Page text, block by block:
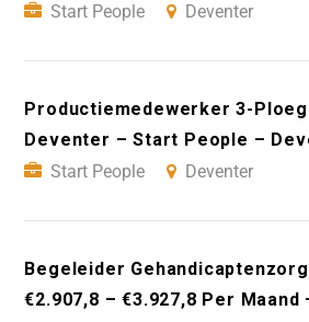
Start People
Deventer
Productiemedewerker 3-
Deventer – Start People –
Start People
Deventer
Begeleider
€2.907,8 – €3.927,8 Per Maand